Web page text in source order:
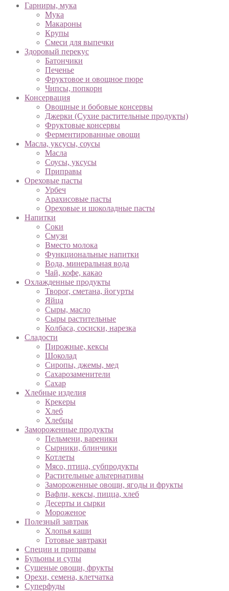
Гарниры, мука
Мука
Макароны
Крупы
Смеси для выпечки
Здоровый перекус
Батончики
Печенье
Фруктовое и овощное пюре
Чипсы, попкорн
Консервация
Овощные и бобовые консервы
Джерки (Сухие растительные продукты)
Фруктовые консервы
Ферментированные овощи
Масла, уксусы, соусы
Масла
Соусы, уксусы
Приправы
Ореховые пасты
Урбеч
Арахисовые пасты
Ореховые и шоколадные пасты
Напитки
Соки
Смузи
Вместо молока
Функциональные напитки
Вода, минеральная вода
Чай, кофе, какао
Охлажденные продукты
Творог, сметана, йогурты
Яйца
Сыры, масло
Сыры растительные
Колбаса, сосиски, нарезка
Сладости
Пирожные, кексы
Шоколад
Сиропы, джемы, мед
Сахарозаменители
Сахар
Хлебные изделия
Крекеры
Хлеб
Хлебцы
Замороженные продукты
Пельмени, вареники
Сырники, блинчики
Котлеты
Мясо, птица, субпродукты
Растительные альтернативы
Замороженные овощи, ягоды и фрукты
Вафли, кексы, пицца, хлеб
Десерты и сырки
Мороженое
Полезный завтрак
Хлопья каши
Готовые завтраки
Специи и приправы
Бульоны и супы
Сушеные овощи, фрукты
Орехи, семена, клетчатка
Суперфуды